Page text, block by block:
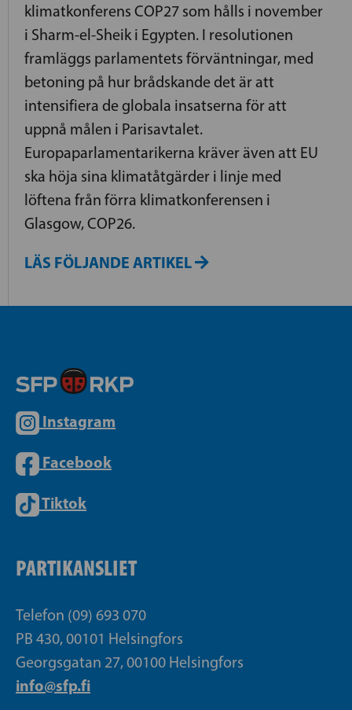
klimatkonferens COP27 som hålls i november
i Sharm-el-Sheik i Egypten. I resolutionen
framläggs parlamentets förväntningar, med
betoning på hur brådskande det är att
intensifiera de globala insatserna för att
uppnå målen i Parisavtalet.
Europaparlamentarikerna kräver även att EU
ska höja sina klimatåtgärder i linje med
löftena från förra klimatkonferensen i
Glasgow, COP26.
LÄS FÖLJANDE ARTIKEL
Instagram
Facebook
Tiktok
PARTIKANSLIET
Telefon (09) 693 070
PB 430, 00101 Helsingfors
Georgsgatan 27, 00100 Helsingfors
info@sfp.fi